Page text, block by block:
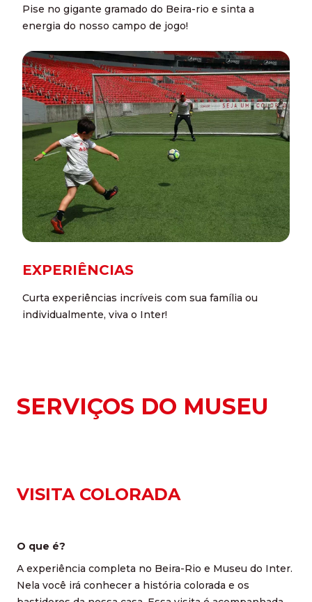
Pise no gigante gramado do Beira-rio e sinta a
energia do nosso campo de jogo!
EXPERIÊNCIAS
Curta experiências incríveis com sua família ou
individualmente, viva o Inter!
SERVIÇOS DO MUSEU
VISITA COLORADA
O que é?
A experiência completa no Beira-Rio e Museu do Inter.
Nela você irá conhecer a história colorada e os